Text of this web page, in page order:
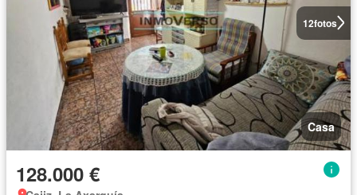
12fotos
Casa
128.000 €